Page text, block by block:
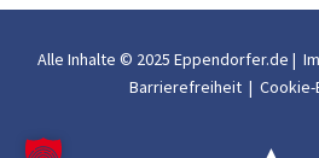
Alle Inhalte © 2025 Eppendorfer.de |
Barrierefreiheit |